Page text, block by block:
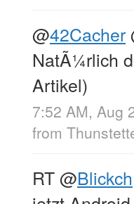
@42Cacher
NatÃ¼rlich
Artikel)
7:52 AM, Aug
from
RT@Blickch